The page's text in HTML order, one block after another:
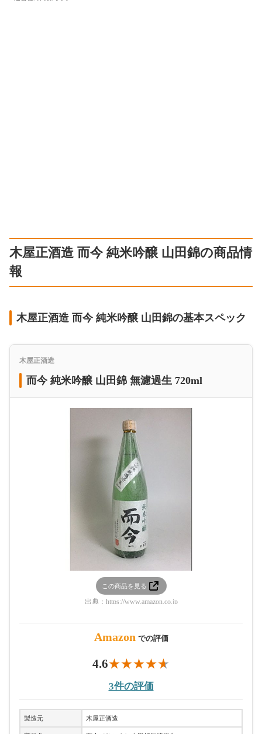
木屋正酒造 而今 純米吟醸 山田錦の商品情
報
木屋正酒造 而今 純米吟醸 山田錦の基本スペック
木屋正酒造
而今 純米吟醸 山田錦 無濾過生 720ml
この商品を見る
出典： https://www.amazon.co.jp
Amazon での評価
4.6
3件の評価
製造元 木屋正酒造